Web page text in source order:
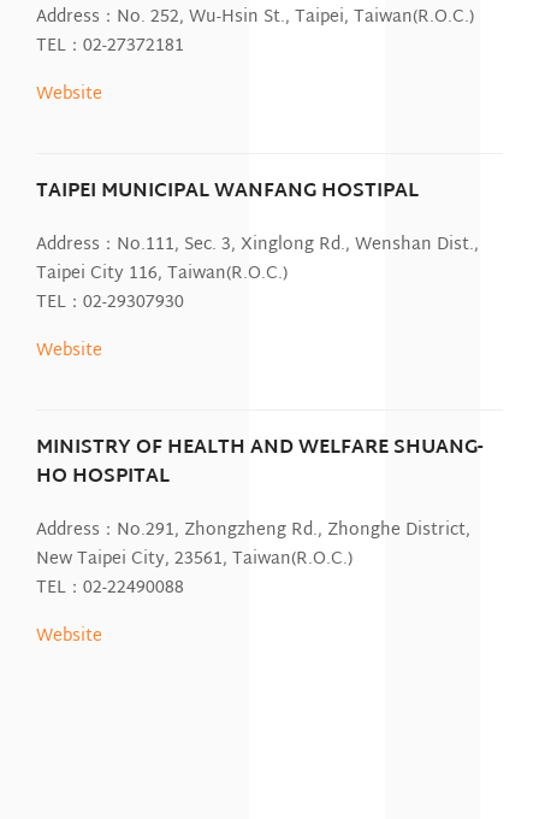
Address：No. 252, Wu-Hsin St., Taipei, Taiwan(R.O.C.)
TEL：02-27372181
Website
TAIPEI MUNICIPAL WANFANG HOSTIPAL
Address：No.111, Sec. 3, Xinglong Rd., Wenshan Dist.,
Taipei City 116, Taiwan(R.O.C.)
TEL：02-29307930
Website
MINISTRY OF HEALTH AND WELFARE SHUANG-
HO HOSPITAL
Address：No.291, Zhongzheng Rd., Zhonghe District,
New Taipei City, 23561, Taiwan(R.O.C.)
TEL：02-22490088
Website